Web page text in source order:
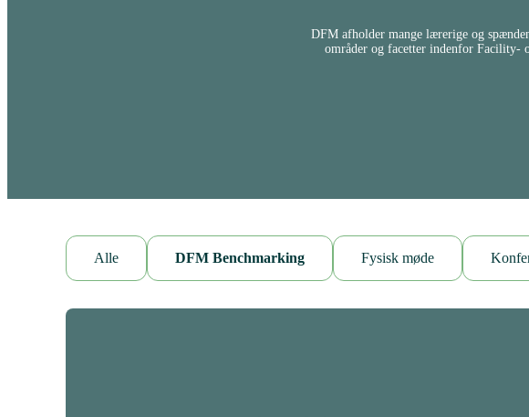
DFM afholder mange lærerige og
områder og facetter indenfor Facility-
Alle DFM Benchmarking Fysisk møde